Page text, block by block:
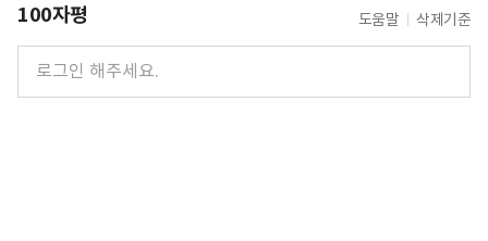
100자평 도움말 삭제기준